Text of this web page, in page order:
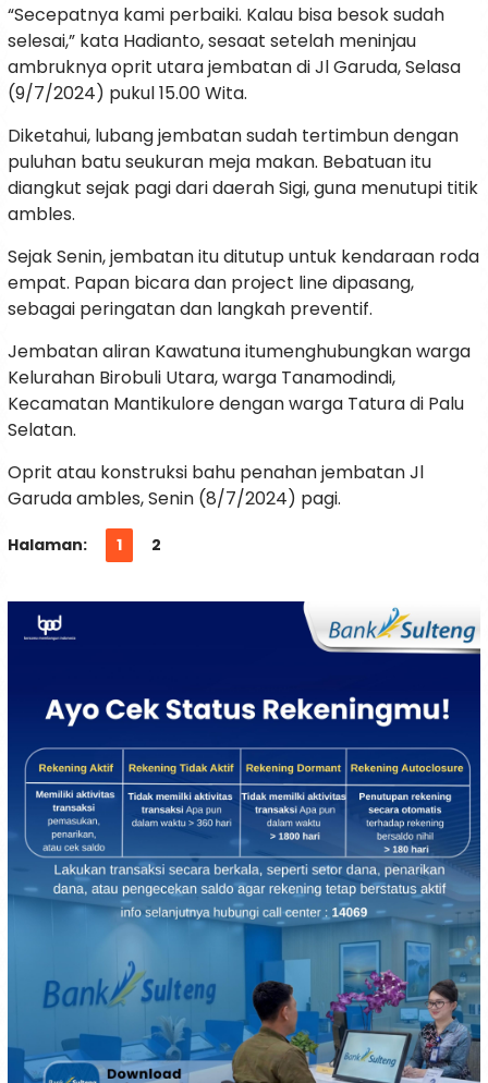
“Secepatnya kami perbaiki. Kalau bisa besok sudah
selesai,” kata Hadianto, sesaat setelah meninjau
ambruknya oprit utara jembatan di Jl Garuda, Selasa
(9/7/2024) pukul 15.00 Wita.
Diketahui, lubang jembatan sudah tertimbun dengan
puluhan batu seukuran meja makan. Bebatuan itu
diangkut sejak pagi dari daerah Sigi, guna menutupi titik
ambles.
Sejak Senin, jembatan itu ditutup untuk kendaraan roda
empat. Papan bicara dan project line dipasang,
sebagai peringatan dan langkah preventif.
Jembatan aliran Kawatuna itumenghubungkan warga
Kelurahan Birobuli Utara, warga Tanamodindi,
Kecamatan Mantikulore dengan warga Tatura di Palu
Selatan.
Oprit atau konstruksi bahu penahan jembatan Jl
Garuda ambles, Senin (8/7/2024) pagi.
Halaman: 1 2